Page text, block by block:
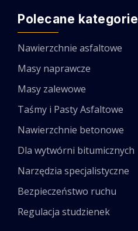
Polecane kategorie
Nawierzchnie asfaltowe
Masy naprawcze
Masy zalewowe
Taśmy i Pasty Asfaltowe
Nawierzchnie betonowe
Dla wytwórni bitumicznych
Narzędzia specjalistyczne
Bezpieczeństwo ruchu
Regulacja studzienek